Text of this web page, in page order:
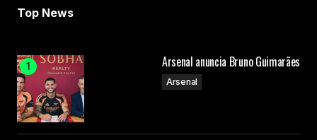
Submit Comment
Top News
Arsenal anuncia Bruno Guimarães
Arsenal